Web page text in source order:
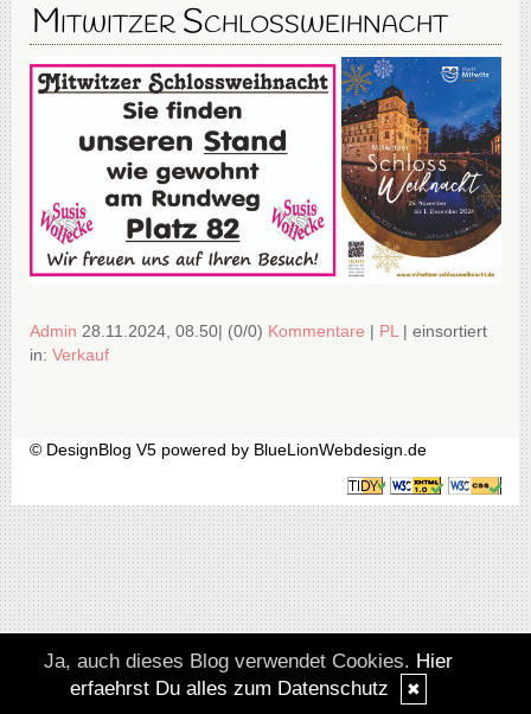
Mitwitzer Schlossweihnacht
Admin 28.11.2024, 08.50| (0/0) Kommentare | PL| einsortiert
in: Verkauf
© DesignBlog V5 powered by BlueLionWebdesign.de
Ja, auch dieses Blog verwendet Cookies. Hier
erfaehrst Du alles zum Datenschutz
✖